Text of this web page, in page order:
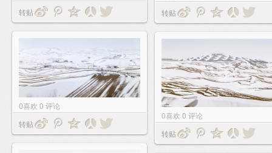
转贴
转贴
0喜欢 0 评论
转贴
0喜欢 0 评论
转贴